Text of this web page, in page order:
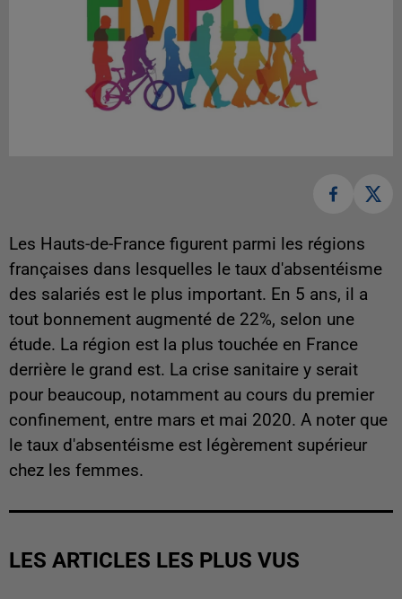
Les Hauts-de-France figurent parmi les régions
françaises dans lesquelles le taux d'absentéisme
des salariés est le plus important. En 5 ans, il a
tout bonnement augmenté de 22%, selon une
étude. La région est la plus touchée en France
derrière le grand est. La crise sanitaire y serait
pour beaucoup, notamment au cours du premier
confinement, entre mars et mai 2020. A noter que
le taux d'absentéisme est légèrement supérieur
chez les femmes.
LES ARTICLES LES PLUS VUS